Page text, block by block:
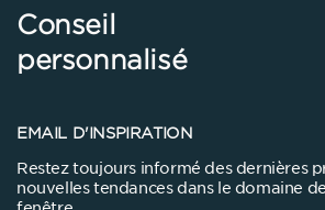
Conseil
personnalisé
EMAIL D'INSPIRATION
Restez toujours informé des dernières
nouvelles tendances dans le domaine